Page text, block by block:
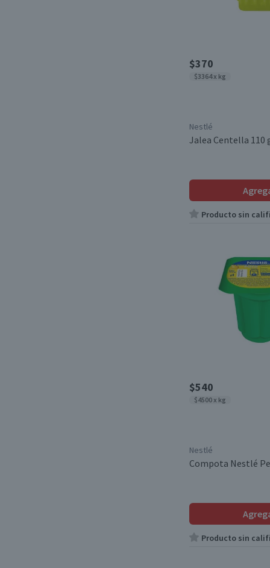
$370
$3364 x kg
Nestlé
Jalea Centella 110
Producto sin
$540
$4500 x kg
Nestlé
Compota Nestlé
Producto sin